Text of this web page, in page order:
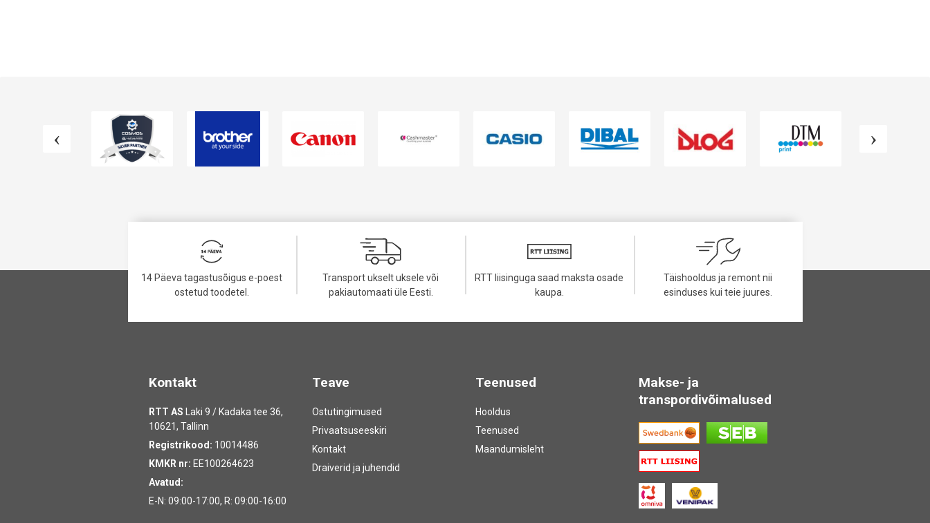
14 Päeva tagastusõigus e-poest
ostetud toodetel.
Transport ukselt uksele või
pakiautomaati üle Eesti.
RTT liisinguga saad maksta osade
kaupa.
Täishooldus ja remont nii
esinduses kui teie juures.
Kontakt
RTT AS Laki 9 / Kadaka tee 36,
10621, Tallinn
Registrikood: 10014486
KMKR nr: EE100264623
Avatud:
E-N: 09:00-17:00, R: 09:00-16:00
Teave
Ostutingimused
Privaatsuseeskiri
Kontakt
Draiverid ja juhendid
Teenused
Hooldus
Teenused
Maandumisleht
Makse- ja
transpordivõimalused